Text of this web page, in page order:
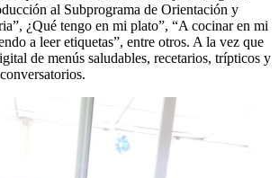
al Subprograma de Orientación y
¿Qué tengo en mi plato”, “A cocinar en mi
a leer etiquetas”, entre otros. A la vez que
de menús saludables, recetarios, trípticos y